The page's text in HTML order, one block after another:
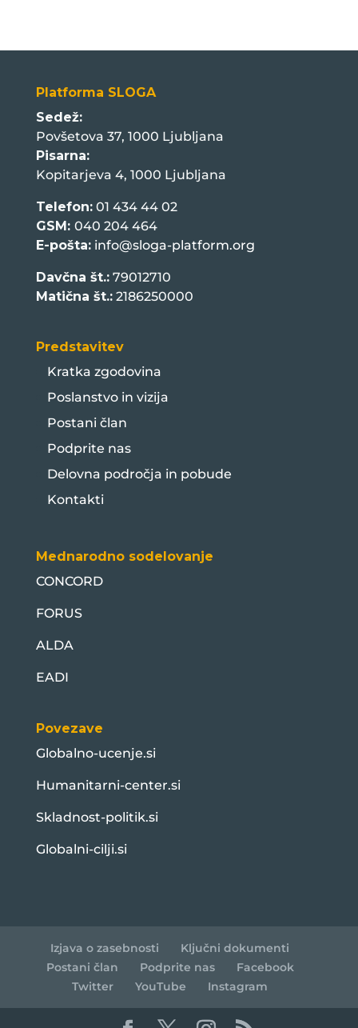
Platforma SLOGA
Sedež:
Povšetova 37, 1000 Ljubljana
Pisarna:
Kopitarjeva 4, 1000 Ljubljana
Telefon:01 434 44 02
GSM: 040 204 464
E-pošta: info@sloga-platform.org
Davčna št.:79012710
Matična št.:2186250000
Predstavitev
Kratka zgodovina
Poslanstvo in vizija
Postani član
Podprite nas
Delovna področja in pobude
Kontakti
Mednarodno sodelovanje
CONCORD
FORUS
ALDA
EADI
Povezave
Globalno-ucenje.si
Humanitarni-center.si
Skladnost-politik.si
Globalni-cilji.si
Izjava o zasebnosti
Ključni dokumenti
Postani član
Podprite nas
Facebook
Twitter
YouTube Instagram